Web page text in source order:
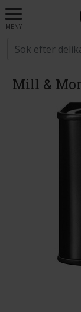
MENY
Mill &